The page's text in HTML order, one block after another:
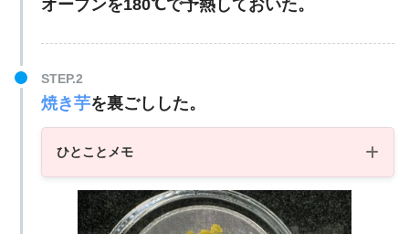
オーブンを180℃で予熱しておいた。
焼き芋を裏ごしした。
ひとことメモ